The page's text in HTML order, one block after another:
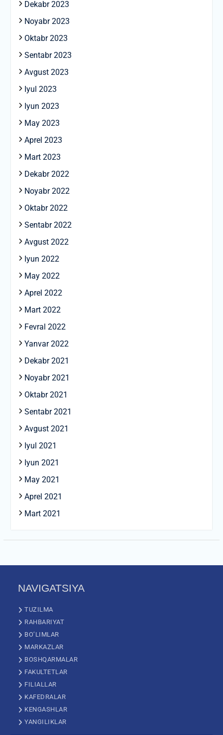
Dekabr 2023
Noyabr 2023
Oktabr 2023
Sentabr 2023
Avgust 2023
Iyul 2023
Iyun 2023
May 2023
Aprel 2023
Mart 2023
Dekabr 2022
Noyabr 2022
Oktabr 2022
Sentabr 2022
Avgust 2022
Iyun 2022
May 2022
Aprel 2022
Mart 2022
Fevral 2022
Yanvar 2022
Dekabr 2021
Noyabr 2021
Oktabr 2021
Sentabr 2021
Avgust 2021
Iyul 2021
Iyun 2021
May 2021
Aprel 2021
Mart 2021
NAVIGATSIYA
TUZILMA
RAHBARIYAT
BO’LIMLAR
MARKAZLAR
BOSHQARMALAR
FAKULTETLAR
FILIALLAR
KAFEDRALAR
KENGASHLAR
YANGILIKLAR